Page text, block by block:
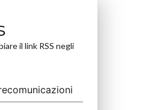
il link RSS negli